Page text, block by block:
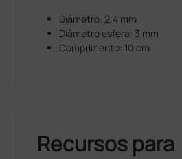
Diâmetro: 2,4 mm
Diâmetro esfera: 3 mm
Comprimento: 10 cm
Recursos para